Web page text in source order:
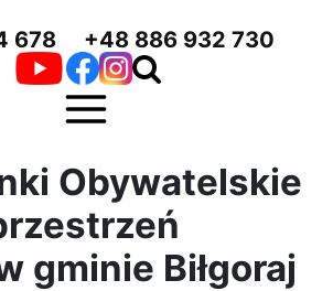
678 +48 886 932 730
Obywatelskie
gminie Biłgoraj